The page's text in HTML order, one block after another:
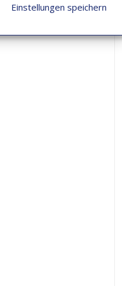
Einstellungen speichern